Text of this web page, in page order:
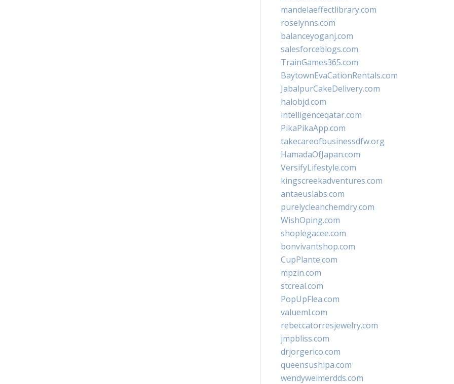
mandelaeffectlibrary.com
roselynns.com
balanceyoganj.com
salesforceblogs.com
TrainGames365.com
BaytownEvaCationRentals.com
JabalpurCakeDelivery.com
halobjd.com
intelligenceqatar.com
PikaPikaApp.com
takecareofbusinessdfw.org
HamadaOfJapan.com
VersifyLifestyle.com
kingscreekadventures.com
antaeuslabs.com
purelycleanchemdry.com
WishOping.com
shoplegacee.com
bonvivantshop.com
CupPlante.com
mpzin.com
stcreal.com
PopUpFlea.com
valueml.com
rebeccatorresjewelry.com
jmpbliss.com
drjorgerico.com
queensushipa.com
wendyweimerdds.com